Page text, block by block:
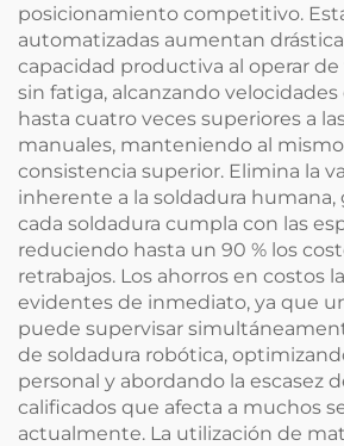
posicionamiento competitivo.
automatizadas aumentan
capacidad productiva al operar
sin fatiga, alcanzando velocidades
hasta cuatro veces superiores a
manuales, manteniendo al
consistencia superior. Elimina la
inherente a la soldadura
cada soldadura cumpla con las
reduciendo hasta un 90 % los
retrabajos. Los ahorros en costos
evidentes de inmediato, ya que
puede supervisar
de soldadura robótica,
personal y abordando la escasez
calificados que afecta a muchos
actualmente. La utilización de